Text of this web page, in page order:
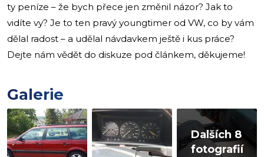
ty peníze – že bych přece jen změnil názor? Jak to
vidíte vy? Je to ten pravý youngtimer od VW, co by vám
dělal radost – a udělal návdavkem ještě i kus práce?
Dejte nám vědět do diskuze pod článkem, děkujeme!
Galerie
Dalších 8
fotografií